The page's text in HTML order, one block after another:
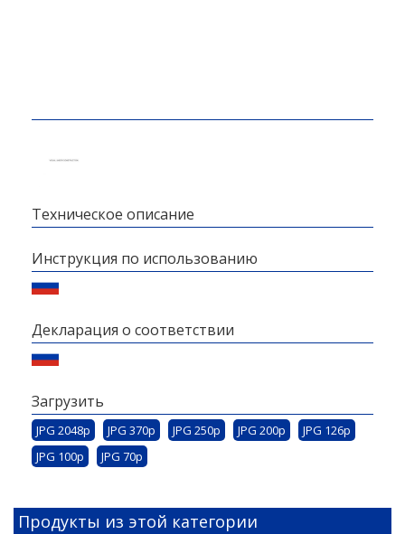
Техническое описание
Инструкция по использованию
Декларация о соответствии
Загрузить
JPG 2048p JPG 370p JPG 250p JPG 200p
JPG 126p
JPG 100p
JPG 70p
Продукты из этой категории